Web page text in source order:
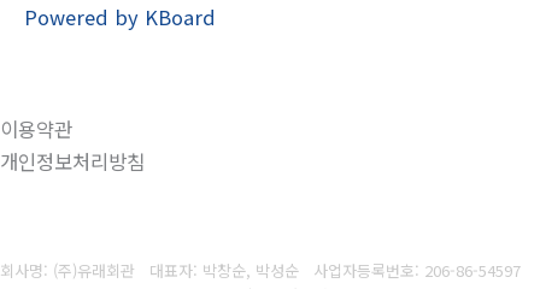
Powered by KBoard
이용약관
개인정보처리방침
회사명: (주)유래회관 대표자: 박창순, 박성순 사업자등록번호: 206-86-54597